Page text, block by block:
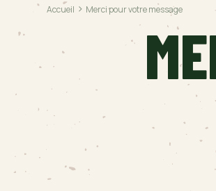
Accueil > Merci pour votre message